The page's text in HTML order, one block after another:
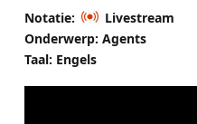
Notatie:
Livestream
Onderwerp: Agents
Taal: Engels